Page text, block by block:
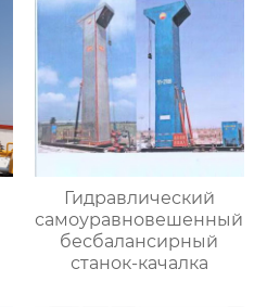
Гидравлический
самоуравновешенный
бесбалансирный
станок-качалка